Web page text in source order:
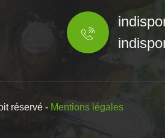
réservé - Mentions légales